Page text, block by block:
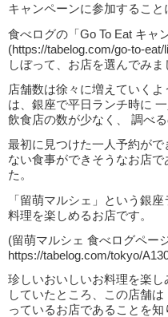
キャンペーンに参加すること
食べログの「Go To Eat キャ
(https://tabelog.com/go-to-
しぼって、お店を選んでみま
店舗数は徐々に増えていく
は、銀座で平日ランチ時に
飲食店の数が少なく、 調べる
最初に見つけた一人予約が
ない食事ができそうなお店
た。
「留萌マルシェ」という銀
料理を楽しめるお店です。
(留萌マルシェ 食べログペー
https://tabelog.com/tokyo/
珍しいおいしいお料理を楽
していたところ、この店舗
っているお店であることを知